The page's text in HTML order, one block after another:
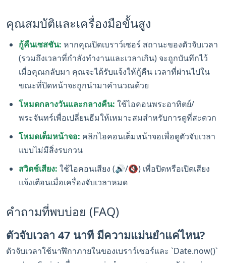
คุณสมบัติและเครื่องมือขั้นสูง
กู้คืนเซสชัน: หากคุณปิดเบราว์เซอร์ สถานะของตัวจับเวลา
(รวมถึงเวลาที่กำลังทำงานและเวลาเกิน) จะถูกบันทึกไว้
เมื่อคุณกลับมา คุณจะได้รับแจ้งให้กู้คืน เวลาที่ผ่านไปใน
ขณะที่ปิดหน้าจะถูกนำมาคำนวณด้วย
โหมดกลางวันและกลางคืน: ใช้ไอคอนพระอาทิตย์/
พระจันทร์เพื่อเปลี่ยนธีมให้เหมาะสมสำหรับการดูที่สะดวก
โหมดเต็มหน้าจอ: คลิกไอคอนเต็มหน้าจอเพื่อดูตัวจับเวลา
แบบไม่มีสิ่งรบกวน
สวิตช์เสียง: ใช้ไอคอนเสียง (🔊/🔇) เพื่อปิดหรือเปิดเสียง
แจ้งเตือนเมื่อเครื่องจับเวลาหมด
คำถามที่พบบ่อย (FAQ)
ตัวจับเวลา 47 นาที มีความแม่นยำแค่ไหน?
ตัวจับเวลาใช้นาฬิกาภายในของเบราว์เซอร์และ `Date.now()`